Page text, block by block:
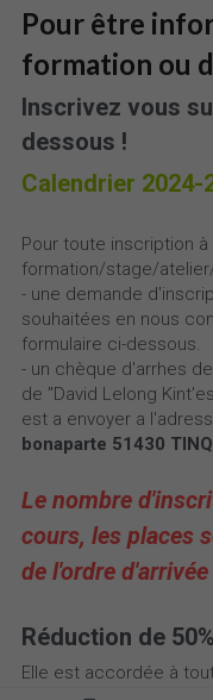
Pour être
formation ou
Inscrivez vous
dessous !
Calendrier 2024-
Pour toute inscription à
formation/stage/
- une demande
souhaitées en nous
formulaire ci-dessous.
- un chèque d'arrhes
de "David Lelong
est a envoyer a
bonaparte 51430
Le nombre
cours, les places
de l'ordre
Réduction de
Elle est accordée à